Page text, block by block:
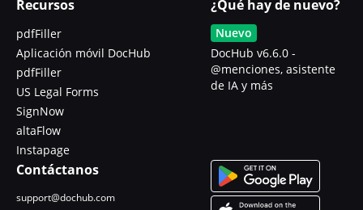
Recursos
pdfFiller
Aplicación móvil DocHub
pdfFiller
US Legal Forms
SignNow
altaFlow
Instapage
¿Qué hay de nuevo?
Nuevo
DocHub v6.6.0 -
@menciones, asistente
de IA y más
Contáctanos
support@dochub.com